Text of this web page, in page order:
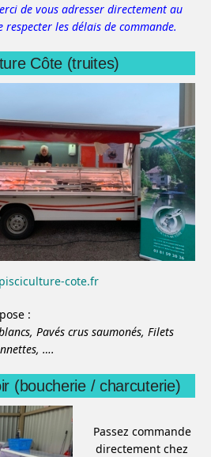
de vous adresser directement au
les délais de commande.
Côte (truites)
cote.fr
:
Pavés crus saumonés, Filets
….
(boucherie / charcuterie)
Passez commande
directement chez